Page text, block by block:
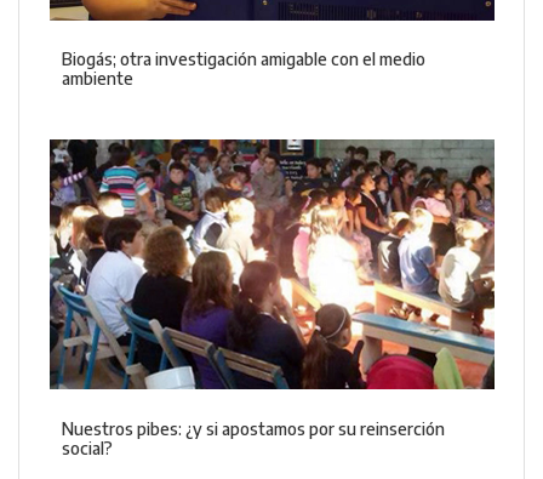
Biogás; otra investigación amigable con el medio
ambiente
Nuestros pibes: ¿y si apostamos por su reinserción
social?